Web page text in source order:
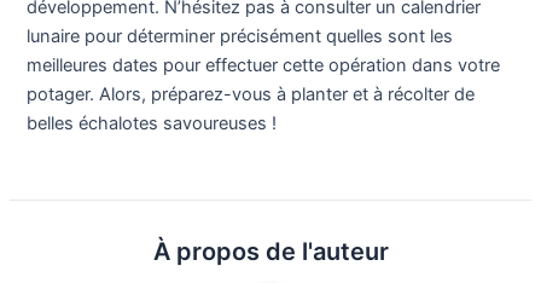
développement. N’hésitez pas à consulter un calendrier
lunaire pour déterminer précisément quelles sont les
meilleures dates pour effectuer cette opération dans votre
potager. Alors, préparez-vous à planter et à récolter de
belles échalotes savoureuses !
À propos de l'auteur